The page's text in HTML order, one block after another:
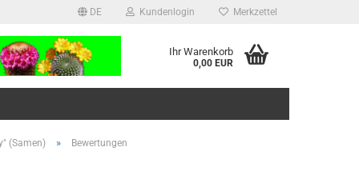
DE Kundenlogin Merkzettel
Ihr Warenkorb
0,00 EUR
(Samen) » Bewertungen